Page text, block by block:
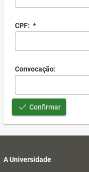
CPF: *
Convocação:
Confirmar
A Universidade